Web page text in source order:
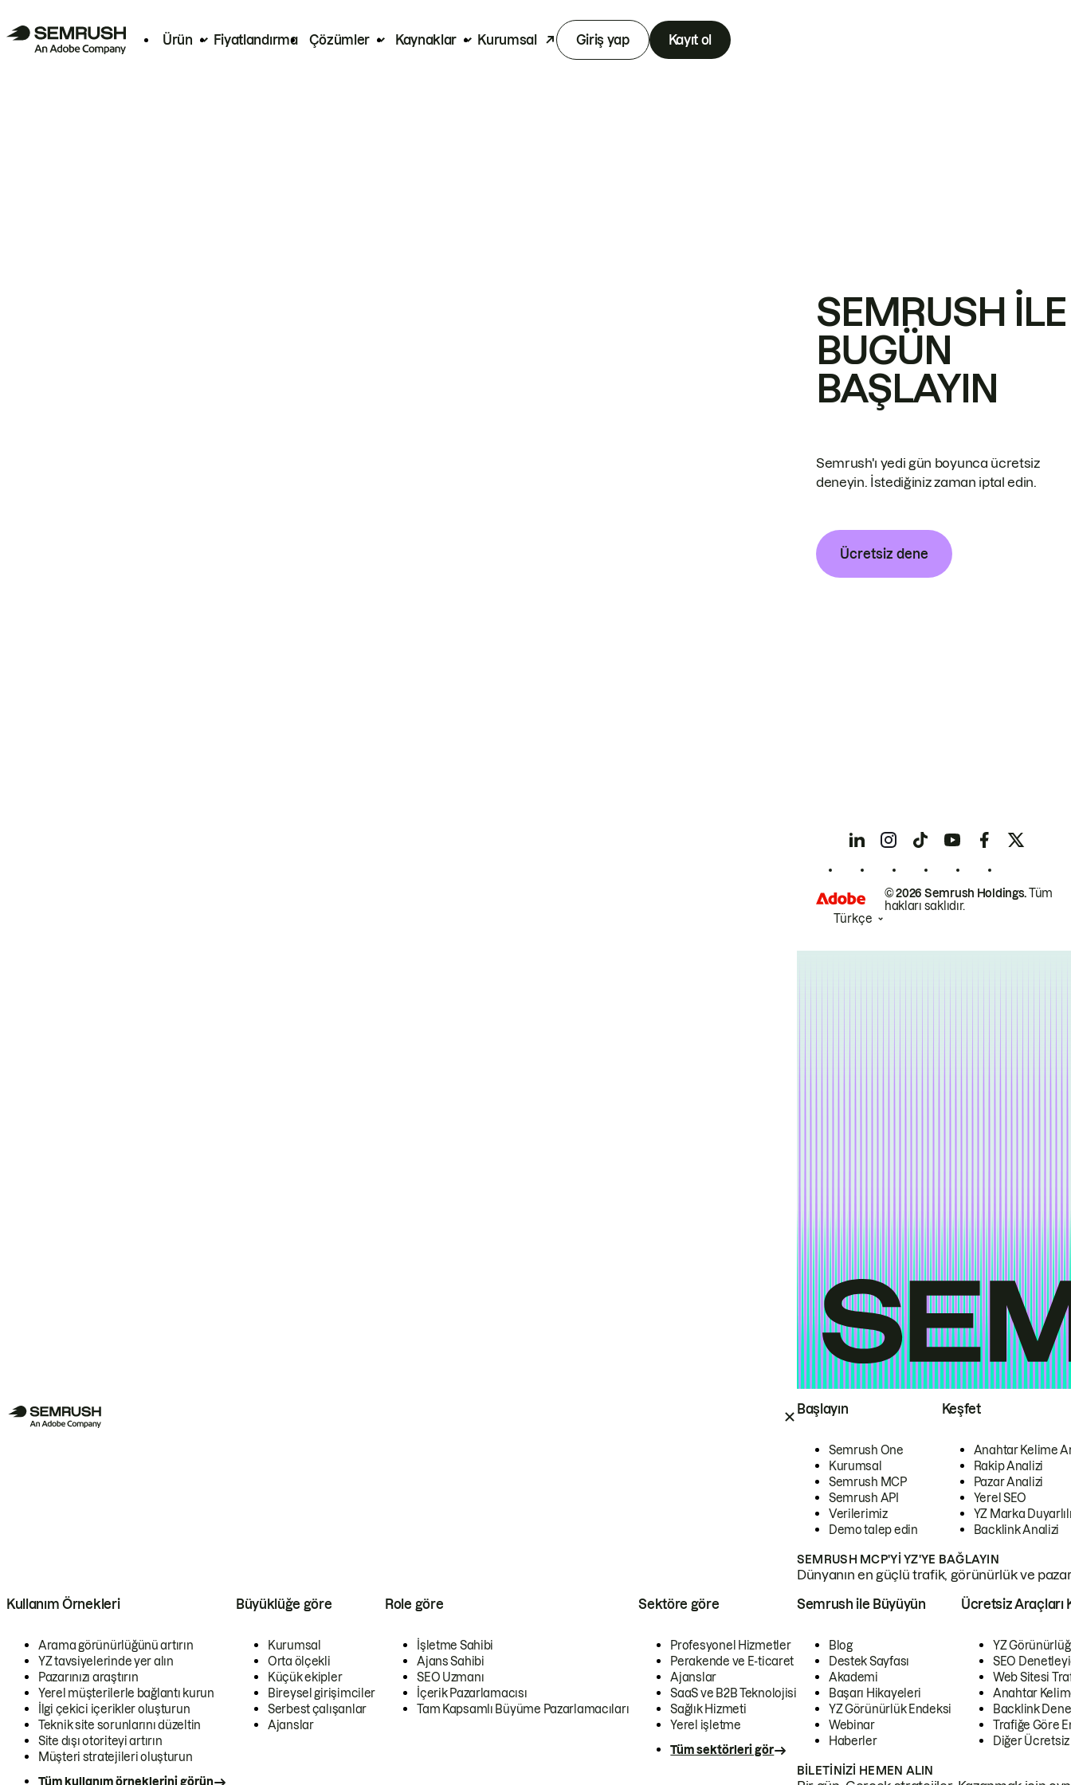
Ürün Fiyatlandırma Çözümler Kaynaklar Kurumsal Giriş yap Kayıt ol
Başlayın
Semrush One
Kurumsal
Semrush MCP
Semrush API
Verilerimiz
Demo talep edin
Keşfet
Anahtar Kelime
Rakip Analizi
Pazar Analizi
Yerel SEO
YZ Marka
Backlink Analizi
SEMRUSH MCP'YI YZ'YE BAĞLAYIN
Dünyanın en güçlü trafik, görünürlük ve
Kullanım Örnekleri
Arama görünürlüğünü artırın
YZ tavsiyelerinde yer alın
Pazarınızı araştırın
Yerel müşterilerle bağlantı kurun
İlgi çekici içerikler oluşturun
Teknik site sorunlarını düzeltin
Site dışı otoriteyi artırın
Müşteri stratejileri oluşturun
Tüm kullanım örneklerini görün
Büyüklüğe göre
Kurumsal
Orta ölçekli
Küçük ekipler
Bireysel girişimciler
Serbest çalışanlar
Ajanslar
Role göre
İşletme Sahibi
Ajans Sahibi
SEO Uzmanı
İçerik Pazarlamacısı
Tam Kapsamlı Büyüme Pazarlamacıları
Sektöre göre
Profesyonel Hizmetler
Perakende ve E-ticaret
Ajanslar
SaaS ve B2B Teknolojisi
Sağlık Hizmeti
Yerel işletme
Tüm sektörleri gör
Semrush ile Büyüyün
Blog
Destek Sayfası
Akademi
Başarı Hikayeleri
YZ Görünürlük Endeksi
Webinar
Haberler
Ücretsiz Araçları
YZ
SEO
Web Sitesi
Anahtar
Backlink
Trafiğe Göre
Diğer
BILETINIZI HEMEN ALIN
SEMRUSH ILE
BUGÜN
BAŞLAYIN
Semrush'ı yedi gün boyunca ücretsiz
deneyin. İstediğiniz zaman iptal edin.
Ücretsiz dene
© 2026 Semrush Holdings.Tüm
hakları saklıdır.
Türkçe